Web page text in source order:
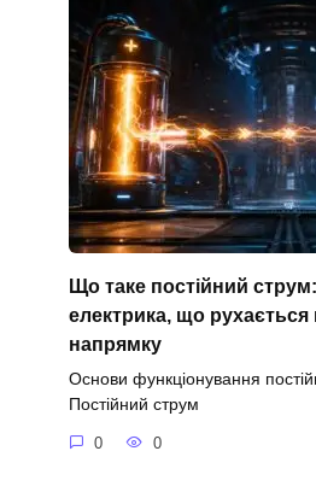
Що таке постійний
електрика, що
напрямку
Основи функціонування
Постійний струм
0 0